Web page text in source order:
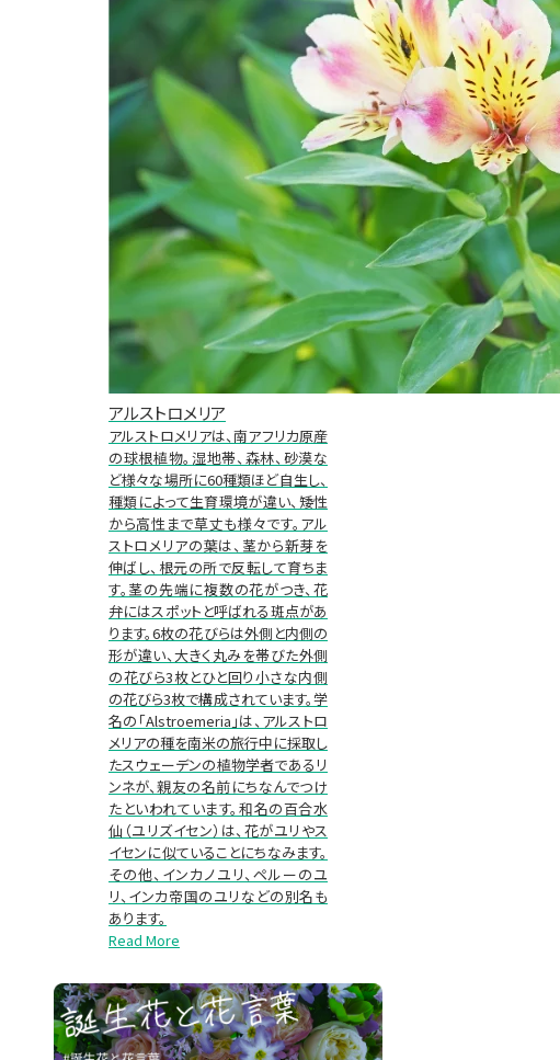
アルストロメリア
アルストロメリアは、南アフリカ原産
の球根植物。湿地帯、森林、砂漠な
ど様々な場所に60種類ほど自生し、
種類によって生育環境が違い、矮性
から高性まで草丈も様々です。アル
ストロメリアの葉は、茎から新芽を
伸ばし、根元の所で反転して育ちま
す。茎の先端に複数の花がつき、花
弁にはスポットと呼ばれる斑点があ
ります。6枚の花びらは外側と内側の
形が違い、大きく丸みを帯びた外側
の花びら3枚とひと回り小さな内側
の花びら3枚で構成されています。学
名の「Alstroemeria」は、アルストロ
メリアの種を南米の旅行中に採取し
たスウェーデンの植物学者であるリ
ンネが、親友の名前にちなんでつけ
たといわれています。和名の百合水
仙（ユリズイセン）は、花がユリやス
イセンに似ていることにちなみます。
その他、インカノユリ、ペルーのユ
リ、インカ帝国のユリなどの別名も
あります。
Read More